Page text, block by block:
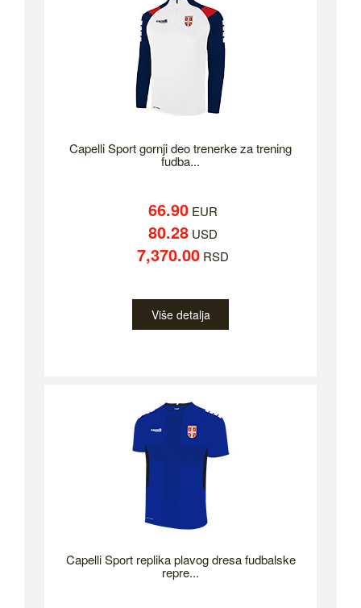
Capelli Sport gornji deo trenerke za trening
fudba...
66.90EUR
80.28USD
7,370.00RSD
Više detalja
Capelli Sport replika plavog dresa fudbalske
repre...